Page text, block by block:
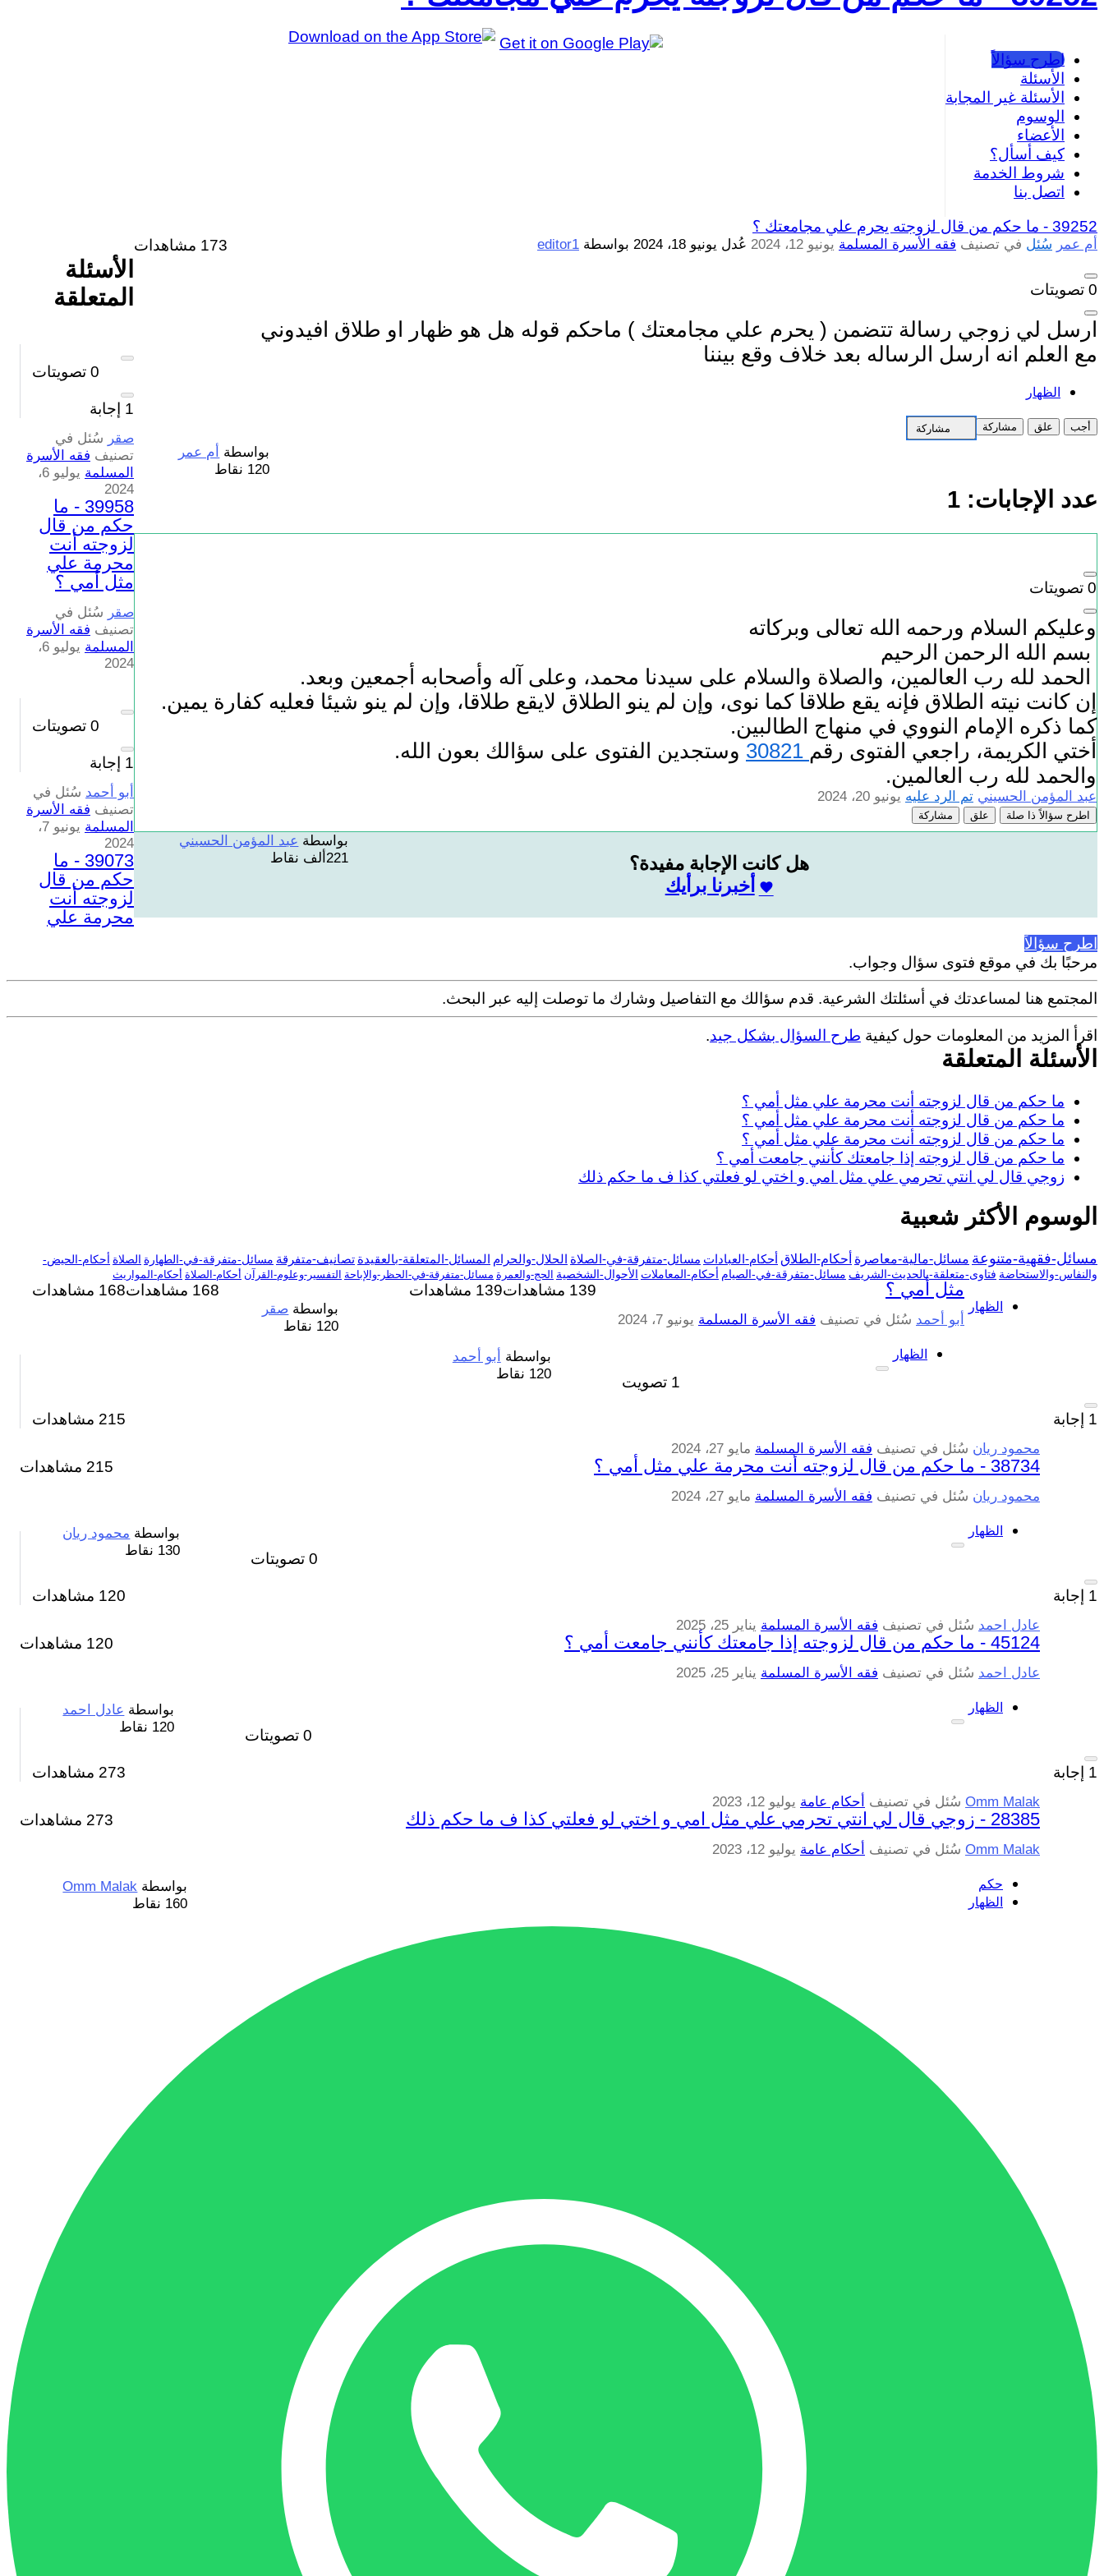
اطرح سؤالاً
الأسئلة
الأسئلة غير المجابة
الوسوم
الأعضاء
كيف أسأل؟
شروط الخدمة
اتصل بنا
39252 - ما حكم من قال لزوجته يحرم علي مجامعتك ؟
أم عمر سُئل في تصنيف فقه الأسرة المسلمة يونيو 12، 2024 عُدل يونيو 18، 2024 بواسطة editor1 173 مشاهدات
0 تصويتات
ارسل لي زوجي رسالة تتضمن ( يحرم علي مجامعتك ) ماحكم قوله هل هو ظهار او طلاق افيدوني
مع العلم انه ارسل الرساله بعد خلاف وقع بيننا
الظهار
بواسطة
أم عمر
120 نقاط
أجب علق مشاركة مشاركة
عدد الإجابات: 1
0 تصويتات
وعليكم السلام ورحمه الله تعالى وبركاته
بسم الله الرحمن الرحيم
الحمد لله رب العالمين، والصلاة والسلام على سيدنا محمد، وعلى آله وأصحابه أجمعين وبعد.
إن كانت نيته الطلاق فإنه يقع طلاقا كما نوى، وإن لم ينو الطلاق لايقع طلاقا، وإن لم ينو شيئا فعليه كفارة يمين.
كما ذكره الإمام النووي في منهاج الطالبين.
أختي الكريمة، راجعي الفتوى رقم
وستجدين الفتوى على سؤالك بعون الله.
والحمد لله رب العالمين.
عبد المؤمن الحسيني تم الرد عليه يونيو 20، 2024
بواسطة عبد المؤمن الحسيني
221ألف
نقاط
اطرح سؤالاً ذا صلة علق مشاركة
هل كانت الإجابة مفيدة؟
أخبرنا برأيك
اطرح سؤالاً
مرحبًا بك في موقع فتوى سؤال وجواب.
المجتمع هنا لمساعدتك في أسئلتك الشرعية. قدم سؤالك مع التفاصيل وشارك ما توصلت إليه عبر البحث.
اقرأ المزيد من المعلومات حول كيفية طرح السؤال بشكل جيد.
الأسئلة المتعلقة
ما حكم من قال لزوجته أنت محرمة علي مثل أمي ؟
ما حكم من قال لزوجته أنت محرمة علي مثل أمي ؟
ما حكم من قال لزوجته أنت محرمة علي مثل أمي ؟
ما حكم من قال لزوجته إذا جامعتك كأنني جامعت أمي ؟
زوجي قال لي انتي تحرمي علي مثل امي و اختي لو فعلتي كذا ف ما حكم ذلك
الوسوم الأكثر شعبية
مسائل-فقهية-متنوعة مسائل-مالية-معاصرة أحكام-الطلاق أحكام-العبادات مسائل-متفرقة-في-الصلاة الحلال-والحرام المسائل-المتعلقة-بالعقيدة تصانيف-متفرقة مسائل-متفرقة-في-الطهارة الصلاة أحكام-الحيض-
والنفاس-والاستحاضة فتاوى-متعلقة-بالحديث-الشريف مسائل-متفرقة-في-الصيام أحكام-المعاملات الأحوال-الشخصية الحج-والعمرة مسائل-متفرقة-في-الحظر-والإباحة التفسير-وعلوم-القرآن أحكام-الصلاة أحكام-المواريث
الأسئلة
المتعلقة
0 تصويتات
1 إجابة
168 مشاهدات
صقر سُئل في
تصنيف فقه الأسرة
المسلمة
يوليو 6،
2024
168 مشاهدات
39958 - ما
حكم من قال
لزوجته أنت
محرمة علي
مثل أمي ؟
صقر سُئل في
تصنيف فقه الأسرة
المسلمة
يوليو 6،
2024
بواسطة صقر
120 نقاط
الظهار
0 تصويتات
1 إجابة
139 مشاهدات
أبو أحمد سُئل في
تصنيف فقه الأسرة
المسلمة
يونيو 7،
2024
139 مشاهدات
39073 - ما
حكم من قال
لزوجته أنت
محرمة علي
مثل أمي ؟
أبو أحمد سُئل في تصنيف فقه الأسرة المسلمة يونيو 7، 2024
بواسطة
أبو أحمد
120 نقاط
الظهار
1 تصويت
1 إجابة 215 مشاهدات
محمود ريان سُئل في تصنيف فقه الأسرة المسلمة مايو 27، 2024
215 مشاهدات 38734 - ما حكم من قال لزوجته أنت محرمة علي مثل أمي ؟
محمود ريان سُئل في تصنيف فقه الأسرة المسلمة مايو 27، 2024
بواسطة محمود ريان
130 نقاط
الظهار
0تصويتات
1 إجابة 120 مشاهدات
عادل احمد سُئل في تصنيف فقه الأسرة المسلمة يناير 25، 2025
120 مشاهدات 45124 - ما حكم من قال لزوجته إذا جامعتك كأنني جامعت أمي ؟
عادل احمد سُئل في تصنيف فقه الأسرة المسلمة يناير 25، 2025
بواسطة عادل احمد
120 نقاط
الظهار
0تصويتات
1 إجابة 273 مشاهدات
Omm Malak سُئل في تصنيف أحكام عامة يوليو 12، 2023
273 مشاهدات 28385 - زوجي قال لي انتي تحرمي علي مثل امي و اختي لو فعلتي كذا ف ما حكم ذلك
Omm Malak سُئل في تصنيف أحكام عامة يوليو 12، 2023
بواسطة Omm Malak
160 نقاط
حكم
الظهار